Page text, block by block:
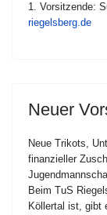
1. Vorsitzende:
riegelsberg.de
Neuer
Neue Trikots,
finanzieller
Beim TuS
Köllertal ist, gibt